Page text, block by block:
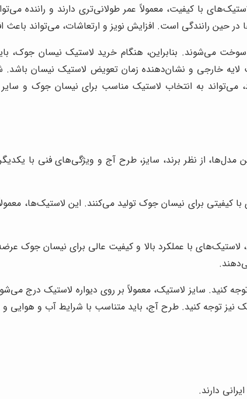
با کیفیت، معمولاً عمر طولانی‌تری دارند و راننده
حین رانندگی است. افزایش نویز و ارتعاشات، می‌تواند
می‌شوند. بنابراین، هنگام خرید لاستیک نیسان جوک،
لایه خارجی و نشان‌دهنده زمان تعویض لاستیک نیسان
می‌تواند به انتخاب لاستیک مناسب برای نیسان جوک و
از نظر برند، سایز، طرح آج و ویژگی‌های فنی با
با کیفیتی برای نیسان جوک تولید می‌کنند. این لاستیک‌ها،
لاستیک‌های با عملکرد بالا و کیفیت عالی برای نیسان جوک
سایز لاستیک، معمولاً بر روی دیواره لاستیک درج
نیز توجه کنید. طرح آج، باید متناسب با شرایط آب و هوایی
دارند.